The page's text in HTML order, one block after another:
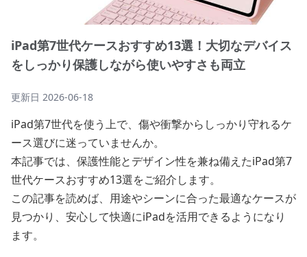
iPad第7世代ケースおすすめ13選！大切なデバイス
をしっかり保護しながら使いやすさも両立
更新日 2026-06-18
iPad第7世代を使う上で、傷や衝撃からしっかり守れるケ
ース選びに迷っていませんか。
本記事では、保護性能とデザイン性を兼ね備えたiPad第7
世代ケースおすすめ13選をご紹介します。
この記事を読めば、用途やシーンに合った最適なケースが
見つかり、安心して快適にiPadを活用できるようになり
ます。